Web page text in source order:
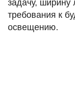
задачу, ширину
требования к
освещению.